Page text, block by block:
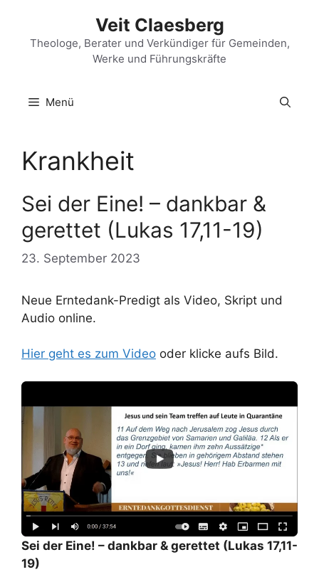
springen
Veit Claesberg
Theologe, Berater und Verkündiger für Gemeinden,
Werke und Führungskräfte
Menü
Krankheit
Sei der Eine! – dankbar &
gerettet (Lukas 17,11-19)
23. September 2023
Neue Erntedank-Predigt als Video, Skript und
Audio online.
Hier geht es zum Video oder klicke aufs Bild.
Sei der Eine! – dankbar & gerettet (Lukas 17,11-
19)